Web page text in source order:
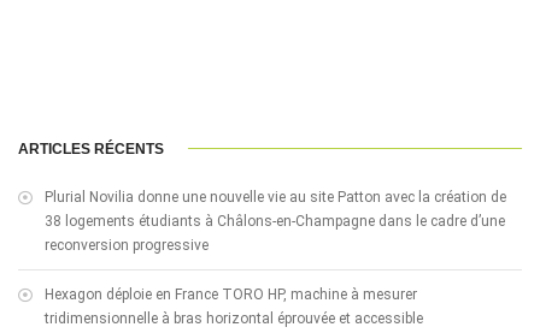
ARTICLES RÉCENTS
Plurial Novilia donne une nouvelle vie au site Patton avec la création de
38 logements étudiants à Châlons-en-Champagne dans le cadre d’une
reconversion progressive
Hexagon déploie en France TORO HP, machine à mesurer
tridimensionnelle à bras horizontal éprouvée et accessible